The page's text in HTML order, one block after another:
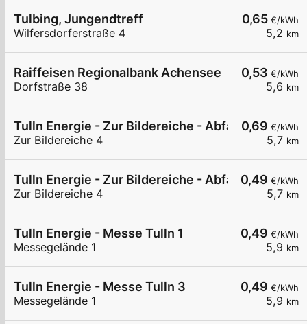
0,65 €/kWh
5,2 km
Tulbing, Jungendtreff
Wilfersdorferstraße 4
0,53 €/kWh
5,6 km
Raiffeisen Regionalbank Achensee
Dorfstraße 38
0,69 €/kWh
5,7 km
Tulln Energie - Zur Bildereiche - Abfahrt Tulln S5
Zur Bildereiche 4
0,49 €/kWh
5,7 km
Tulln Energie - Zur Bildereiche - Abfahrt Tulln S5
Zur Bildereiche 4
0,49 €/kWh
5,9 km
Tulln Energie - Messe Tulln 1
Messegelände 1
0,49 €/kWh
5,9 km
Tulln Energie - Messe Tulln 3
Messegelände 1